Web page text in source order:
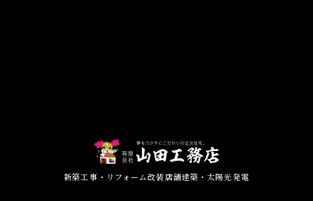
新築工事・リフォーム改装店舗建築・太陽光発電